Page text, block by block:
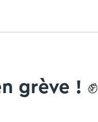
grève ! ✊